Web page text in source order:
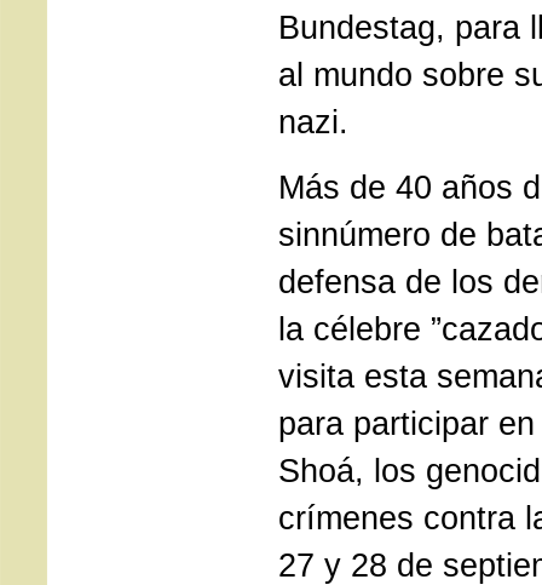
Bundestag, para
al mundo sobre
nazi.
Más de 40 años
sinnúmero de
defensa de los
la célebre
visita esta
para participar
Shoá, los
crímenes contra
27 y 28 de